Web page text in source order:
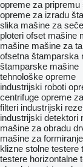
opreme za pripremu
opreme za izradu
slika mašine za
ploteri ofset mašine
mašine mašine za
ofsetna štamparska
štamparske mašine
tehnološke opreme
industrijski roboti
centrifuge opreme
filteri industrijski
industrijski detektori
mašine za obradu
mašine za
klizne stolne testere
testere horizontalne